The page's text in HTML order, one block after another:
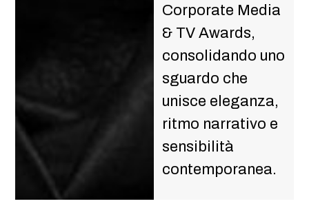
Corporate Media
& TV Awards,
consolidando uno
sguardo che
unisce eleganza,
ritmo narrativo e
sensibilità
contemporanea.